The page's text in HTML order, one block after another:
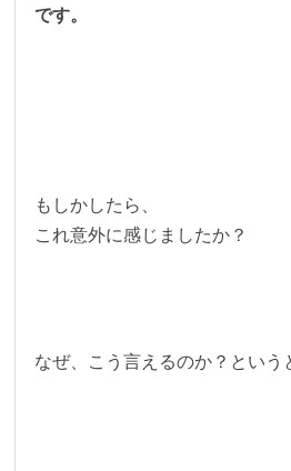
です。
もしかしたら、
これ意外に感じましたか？
なぜ、こう言えるのか？という